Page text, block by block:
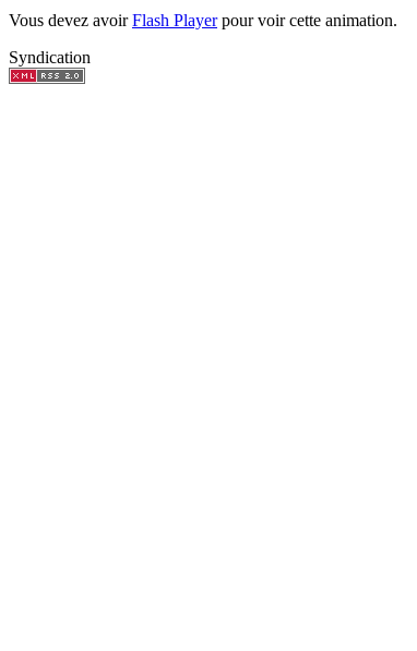
Vous devez avoirFlash Playerpour voir cette animation.
Syndication